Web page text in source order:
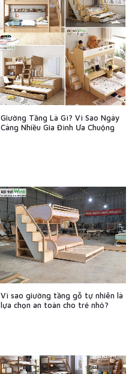
Giường Tầng Là Gì? Vì Sao Ngày
Càng Nhiều Gia Đình Ưa Chuộng
Vì sao giường tầng gỗ tự nhiên là
lựa chọn an toàn cho trẻ nhỏ?